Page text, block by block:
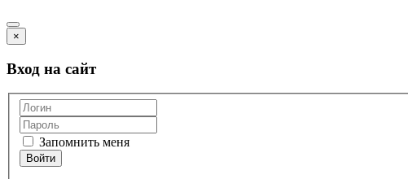
×
Вход на сайт
Запомнить меня